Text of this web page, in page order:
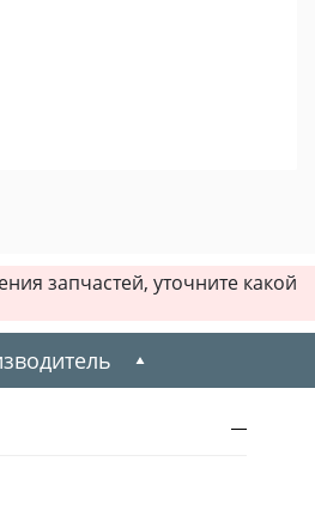
запчастей, уточните какой